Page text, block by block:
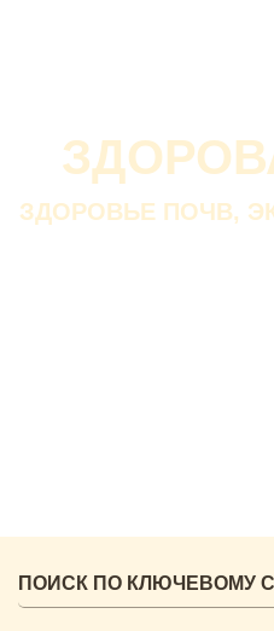
ЗДОРОВЬЕ ПОЧВ,